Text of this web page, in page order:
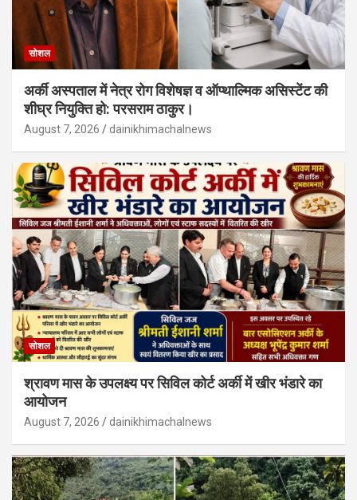
सोशल
अर्की अस्पताल में नेत्र रोग विशेषज्ञ व ऑप्थाल्मिक असिस्टेंट की
शीघ्र नियुक्ति हो: परसराम ठाकुर।
August 7, 2026 dainikhimachalnews
सोशल
श्रावण मास के उपलक्ष्य पर सिविल कोर्ट अर्की में खीर भंडारे का
आयोजन
August 7, 2026 dainikhimachalnews